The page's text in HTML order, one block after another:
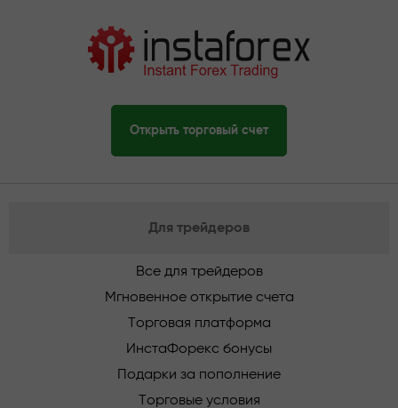
Открыть торговый счет
Для трейдеров
Все для трейдеров
Мгновенное открытие счета
Торговая платформа
ИнстаФорекс бонусы
Подарки за пополнение
Торговые условия